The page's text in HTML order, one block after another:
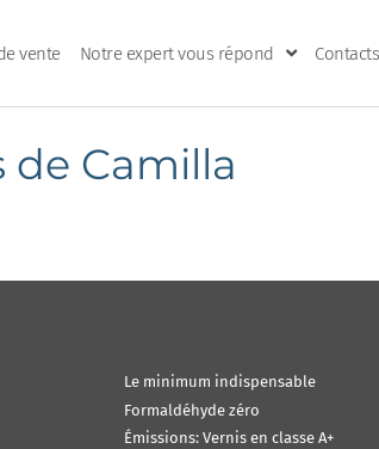
vente Notre expert vous répond Contacts
de Camilla
Le minimum indispensable
Formaldéhyde zéro
Émissions: Vernis en classe A+